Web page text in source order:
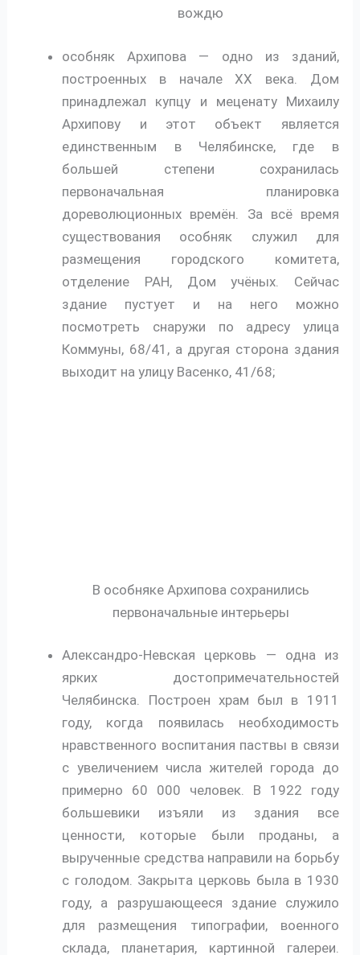
вождю
особняк Архипова — одно из зданий,
построенных в начале XX века. Дом
принадлежал купцу и меценату Михаилу
Архипову и этот объект является
единственным в Челябинске, где в
большей степени сохранилась
первоначальная планировка
дореволюционных времён. За всё время
существования особняк служил для
размещения городского комитета,
отделение РАН, Дом учёных. Сейчас
здание пустует и на него можно
посмотреть снаружи по адресу улица
Коммуны, 68/41, а другая сторона здания
выходит на улицу Васенко, 41/68;
В особняке Архипова сохранились
первоначальные интерьеры
Александро-Невская церковь — одна из
ярких достопримечательностей
Челябинска. Построен храм был в 1911
году, когда появилась необходимость
нравственного воспитания паствы в связи
с увеличением числа жителей города до
примерно 60 000 человек. В 1922 году
большевики изъяли из здания все
ценности, которые были проданы, а
вырученные средства направили на борьбу
с голодом. Закрыта церковь была в 1930
году, а разрушающееся здание служило
для размещения типографии, военного
склада, планетария, картинной галереи.